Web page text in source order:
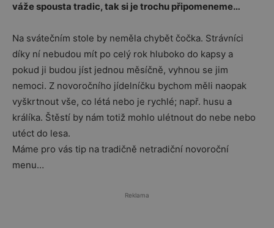
váže spousta tradic, tak si je trochu připomeneme…
Na svátečním stole by neměla chybět čočka. Strávníci
díky ní nebudou mít po celý rok hluboko do kapsy a
pokud ji budou jíst jednou měsíčně, vyhnou se jim
nemoci. Z novoročního jídelníčku bychom měli naopak
vyškrtnout vše, co létá nebo je rychlé; např. husu a
králíka. Štěstí by nám totiž mohlo ulétnout do nebe nebo
utéct do lesa.
Máme pro vás tip na tradičně netradiční novoroční
menu…
Reklama